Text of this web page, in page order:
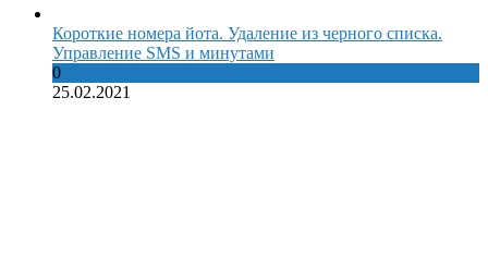
Короткие номера йота. Удаление из черного списка.
Управление SMS и минутами
0
25.02.2021